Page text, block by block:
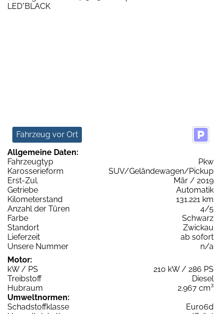
Fahrzeug vor Ort
Allgemeine Daten:
Fahrzeugtyp
Pkw
Karosserieform
SUV/Geländewagen/Pickup
Erst-Zul.
Mär / 2019
Getriebe
Automatik
Kilometerstand
131.221 km
Anzahl der Türen
4/5
Farbe
Schwarz
Standort
Zwickau
Lieferzeit
ab sofort
Unsere Nummer
n/a
Motor:
kW / PS
210 kW / 286 PS
Treibstoff
Diesel
Hubraum
2.967 cm³
Umweltnormen:
Schadstoffklasse
Euro6d